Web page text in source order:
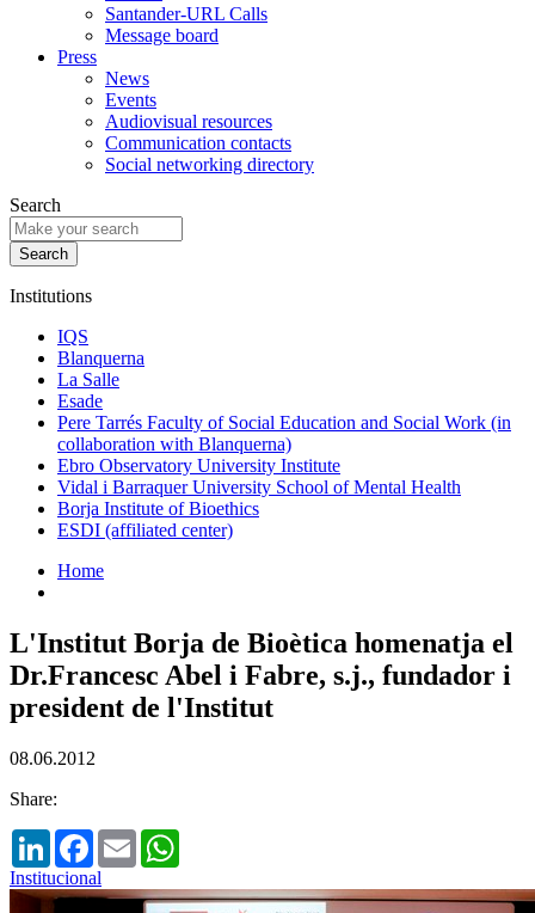
Santander-URL Calls
Message board
Press
News
Events
Audiovisual resources
Communication contacts
Social networking directory
Search
Institutions
IQS
Blanquerna
La Salle
Esade
Pere Tarrés Faculty of Social Education and Social Work (in
collaboration with Blanquerna)
Ebro Observatory University Institute
Vidal i Barraquer University School of Mental Health
Borja Institute of Bioethics
ESDI (affiliated center)
Home
L'Institut Borja de Bioètica homenatja el
Dr.Francesc Abel i Fabre, s.j., fundador i
president de l'Institut
08.06.2012
Share:
LinkedInFacebook
Email
Institucional